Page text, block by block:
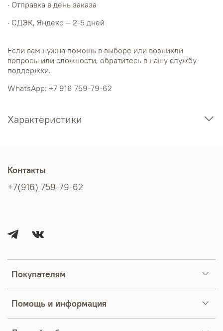
· Отправка в день заказа
· СДЭК, Яндекс — 2-5 дней
Если вам нужна помощь в выборе или возникли
вопросы или сложности, обратитесь в нашу службу
поддержки.
WhatsApp: +7 916 759-79-62
Характеристики
Покупателям
Помощь и информация
Контакты
+7(916) 759-79-62